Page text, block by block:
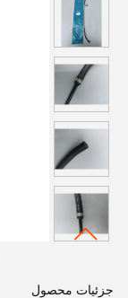
جزئیات محصول